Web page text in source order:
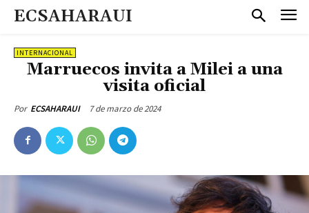
ECSAHARAUI
INTERNACIONAL
Marruecos invita a Milei a una
visita oficial
Por ECSAHARAUI 7 de marzo de 2024